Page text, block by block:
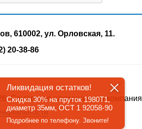
610002, ул. Орловская, 11.
20-38-86
Самарская алюминиевая компания
Ликвидация остатков!
Скидка 30% на пруток 1980Т1,
диаметр 35мм, ОСТ 1 92058-90
Подробнее по телефону. Звоните!